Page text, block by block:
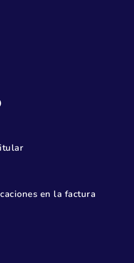
en la factura